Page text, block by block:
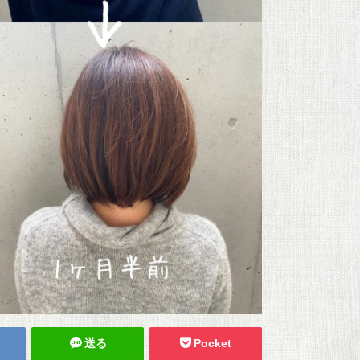
送る Pocket